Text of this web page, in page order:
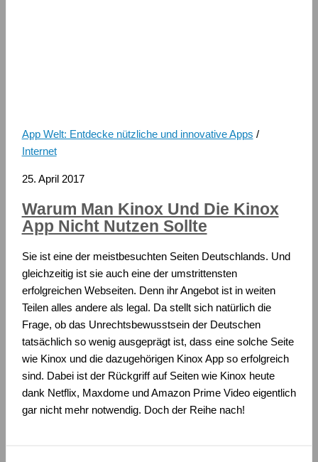
App Welt: Entdecke nützliche und innovative Apps /
Internet
25. April 2017
Warum Man Kinox Und Die Kinox
App Nicht Nutzen Sollte
Sie ist eine der meistbesuchten Seiten Deutschlands. Und
gleichzeitig ist sie auch eine der umstrittensten
erfolgreichen Webseiten. Denn ihr Angebot ist in weiten
Teilen alles andere als legal. Da stellt sich natürlich die
Frage, ob das Unrechtsbewusstsein der Deutschen
tatsächlich so wenig ausgeprägt ist, dass eine solche Seite
wie Kinox und die dazugehörigen Kinox App so erfolgreich
sind. Dabei ist der Rückgriff auf Seiten wie Kinox heute
dank Netflix, Maxdome und Amazon Prime Video eigentlich
gar nicht mehr notwendig. Doch der Reihe nach!